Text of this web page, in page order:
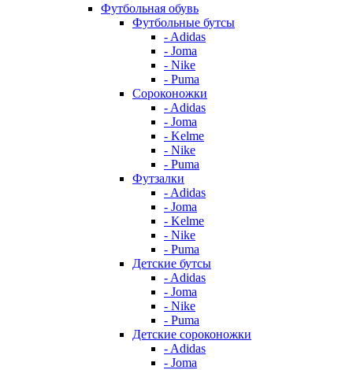
Футбольная обувь
Футбольные бутсы
- Adidas
- Joma
- Nike
- Puma
Сороконожки
- Adidas
- Joma
- Kelme
- Nike
- Puma
Футзалки
- Adidas
- Joma
- Kelme
- Nike
- Puma
Детские бутсы
- Adidas
- Joma
- Nike
- Puma
Детские сороконожки
- Adidas
- Joma